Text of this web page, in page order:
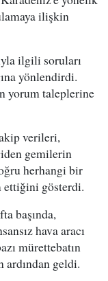
ilişkin
ilgili soruları
yönlendirdi.
yorum taleplerine
verileri,
gemilerin
herhangi bir
ettiğini gösterdi.
başında,
hava aracı
mürettebatın
ardından geldi.